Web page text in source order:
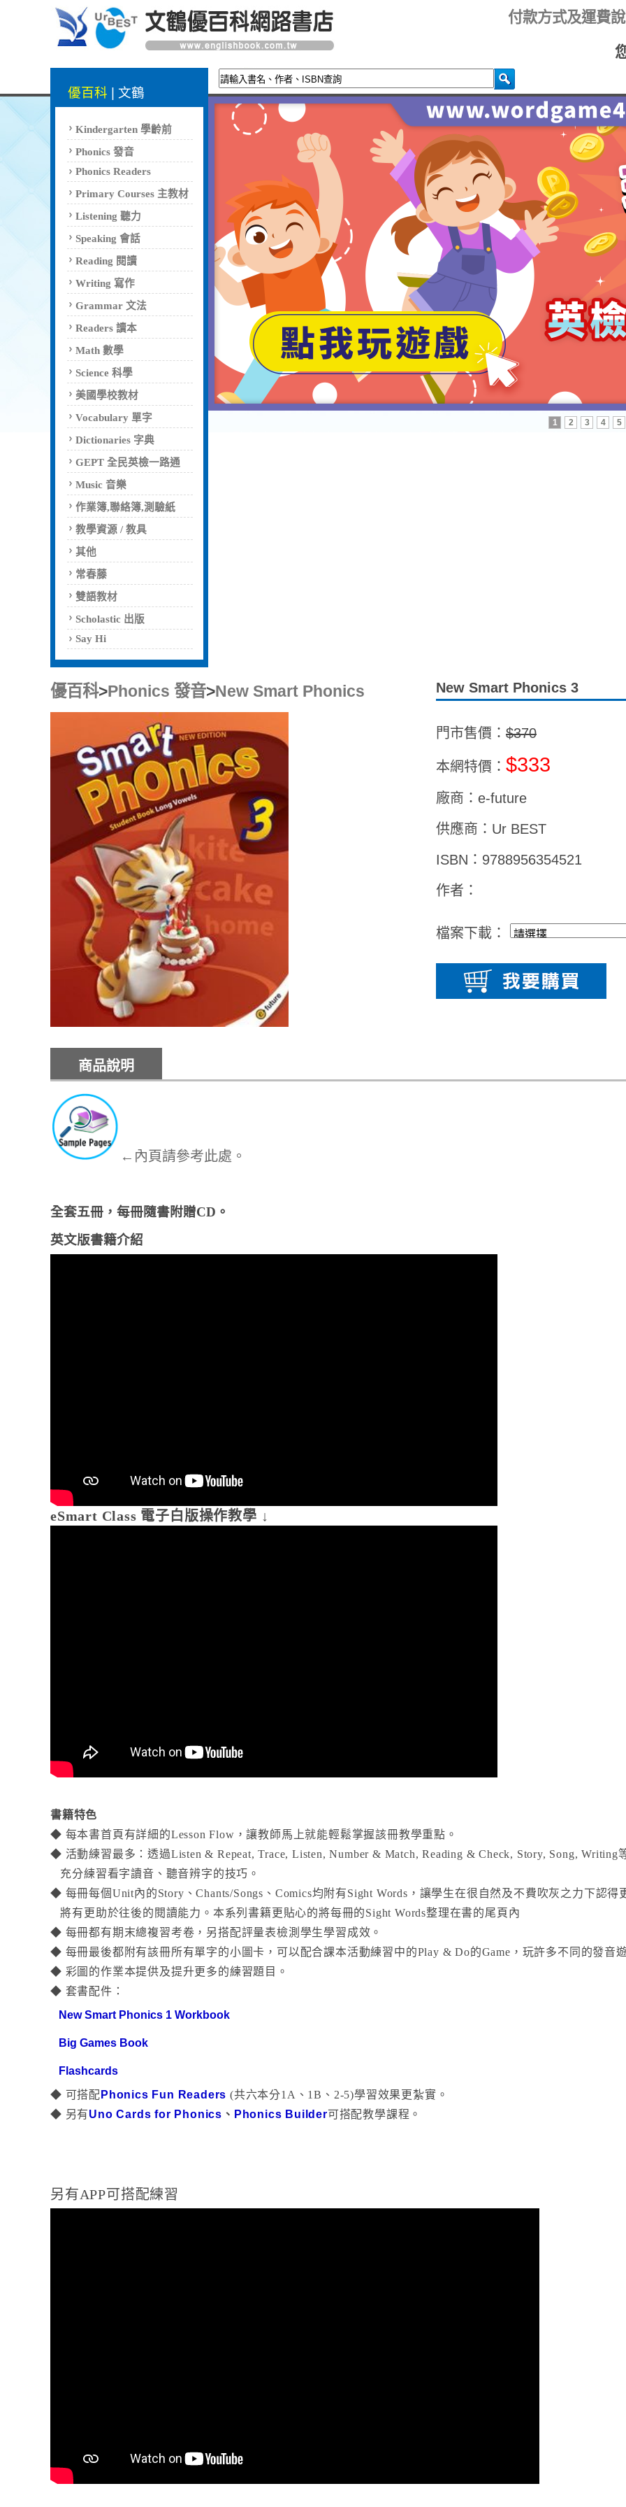
付款方式及運費
優百科 文鶴
Kindergarten 學齡前
Phonics 發音
Phonics Readers
Primary Courses 主教材
Listening 聽力
Speaking 會話
Reading 閱讀
Writing 寫作
Grammar 文法
Readers 讀本
Math 數學
Science 科學
美國學校教材
Vocabulary 單字
Dictionaries 字典
GEPT 全民英檢一路通
Music 音樂
作業簿,聯絡簿,測驗紙
教學資源 / 教具
其他
常春藤
雙語教材
Scholastic 出版
Say Hi
1 2 3 4 5
優百科>Phonics 發音>New Smart Phonics New Smart Phonics 3
門市售價： $370
本網特價： $333
廠商：e-future
供應商：Ur BEST
ISBN：9788956354521
作者：
檔案下載：
商品說明
←內頁請參考此處。
全套五冊，每冊隨書附贈CD。
英文版書籍介紹
eSmart Class 電子白版操作教學 ↓
書籍特色
◆ 每本書首頁有詳細的Lesson Flow，讓教師馬上就能輕鬆掌握該冊教學重點。
◆ 活動練習最多：透過Listen & Repeat, Trace, Listen, Number & Match, Reading & Check, Story, Song, Writing
充分練習看字讀音、聽音辨字的技巧。
◆ 每冊每個Unit內的Story、Chants/Songs、Comics均附有Sight Words，讓學生在很自然及不費吹灰之力下認得
將有更 助於往後的閱讀能力。本系列書籍更貼心的將每冊的SightWords整理在書的尾頁內
◆ 每冊都有期末總複習考卷，另搭配評量表檢測學生學習成效。
◆ 每冊最後都附有該冊所有單字的小圖卡，可以配合課本活動練習中的Play & Do的Game，玩許多不同的發音
◆ 彩圖的作業本提供及提升更多的練習題目。
◆ 套書配件：
New Smart Phonics 1 Workbook
Big Games Book
Flashcards
◆ 可搭配 Phonics Fun Readers (共六本分1A、1B、2-5)學習效果更紮實。
◆ 另有Uno Cards for Phonics 、 Phonics Builder可搭配教學課程。
另有APP可搭配練習